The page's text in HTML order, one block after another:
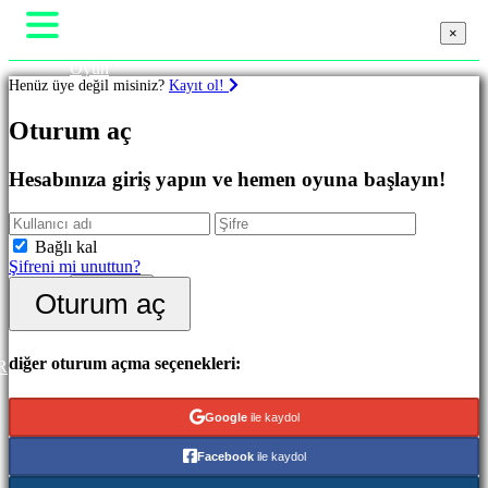
Favoriler
Yenilikler
Oynaması
Ücretsiz
Kategoriler
Strateji
Macera
MMO
RPG
Oyun
Oynanış
Haberler
Destek
Mağaza
Kayıt ol
×
Henüz üye değil misiniz? Kayıt ol!
Oturum aç
Hesabınıza giriş yapın ve hemen oyuna başlayın!
Bağlı kal
Şifreni mi unuttun?
Oturum aç
diğer oturum açma seçenekleri:
Googleile kaydol
Facebookile kaydol
×
×